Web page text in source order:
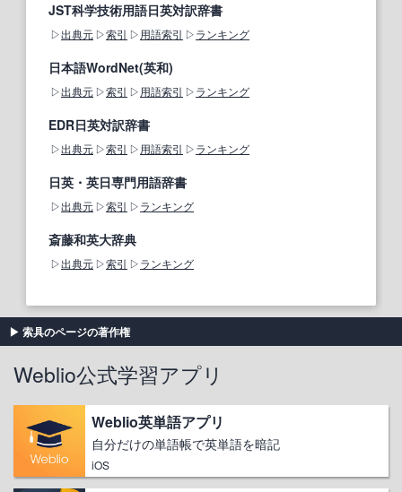
JST科学技術用語日英対訳辞書
出典元 索引 用語索引 ランキング
日本語WordNet(英和)
出典元 索引 用語索引 ランキング
EDR日英対訳辞書
出典元 索引 用語索引 ランキング
日英・英日専門用語辞書
出典元 索引 ランキング
斎藤和英大辞典
出典元 索引 ランキング
索具のページの著作権
Weblio公式学習アプリ
Weblio英単語アプリ
自分だけの単語帳で英単語を暗記
iOS